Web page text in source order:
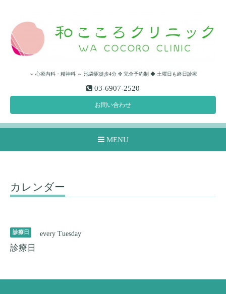
～ 心療内科・精神科 ～ 池袋駅徒歩4分 ✜ 完全予約制 ◆ 土曜日も終日診療
03-6907-2520
お問い合わせ
MENU
カレンダー
診療日 every Tuesday
診療日